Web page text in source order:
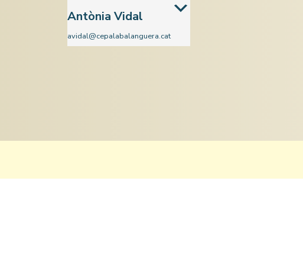
Antònia Vidal
avidal@cepalabalanguera.cat
Àmbit cientificotecnològic